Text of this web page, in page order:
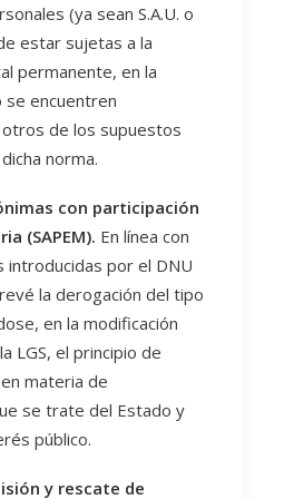
(ya sean S.A.U. o
estar sujetas a la
permanente, en la
se encuentren
de los supuestos
norma.
con participación
(SAPEM). En línea con
introducidas por el DNU
la derogación del tipo
en la modificación
LGS, el principio de
materia de
se trate del Estado y
público.
y rescate de